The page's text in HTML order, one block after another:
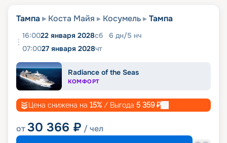
Тампа Коста Майя Косумель Тампа
16:0022 января 2028сб 6 дн/5 нч
07:0027 января 2028чт
Radiance of the Seas
КОМФОРТ
Цена снижена на 15% / Выгода 5 359₽
от30 366 ₽ / чел